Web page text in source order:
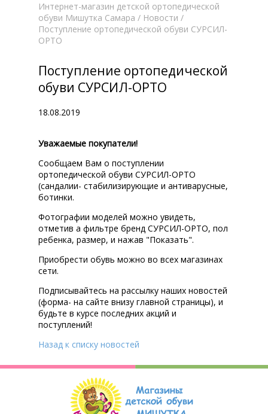
Интернет-магазин детской ортопедической
обуви Мишутка Самара / Новости /
Поступление ортопедической обуви СУРСИЛ-
ОРТО
Поступление ортопедической
обуви СУРСИЛ-ОРТО
18.08.2019
Уважаемые покупатели!
Сообщаем Вам о поступлении
ортопедической обуви СУРСИЛ-ОРТО
(сандалии- стабилизирующие и антиварусные,
ботинки.
Фотографии моделей можно увидеть,
отметив a фильтре бренд СУРСИЛ-ОРТО, пол
ребенка, размер, и нажав "Показать".
Приобрести обувь можно во всех магазинах
сети.
Подписывайтесь на рассылку наших новостей
(форма- на сайте внизу главной страницы), и
будьте в курсе последних акций и
поступлений!
Назад к списку новостей